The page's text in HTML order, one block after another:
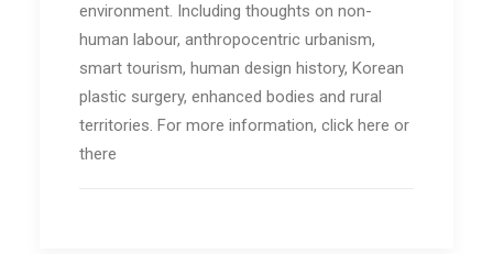
environment. Including thoughts on non-
human labour, anthropocentric urbanism,
smart tourism, human design history, Korean
plastic surgery, enhanced bodies and rural
territories. For more information, click here or
there